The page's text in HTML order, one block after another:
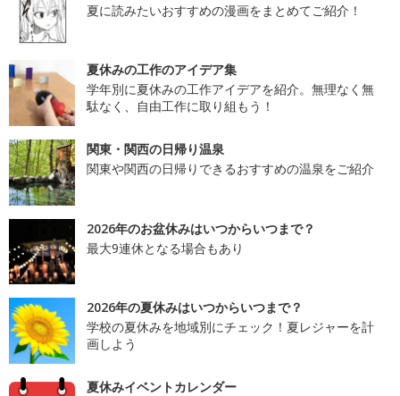
夏に読みたいおすすめの漫画をまとめてご紹介！
夏休みの工作のアイデア集
学年別に夏休みの工作アイデアを紹介。無理なく無
駄なく、自由工作に取り組もう！
関東・関西の日帰り温泉
関東や関西の日帰りできるおすすめの温泉をご紹介
2026年のお盆休みはいつからいつまで？
最大9連休となる場合もあり
2026年の夏休みはいつからいつまで？
学校の夏休みを地域別にチェック！夏レジャーを計
画しよう
夏休みイベントカレンダー